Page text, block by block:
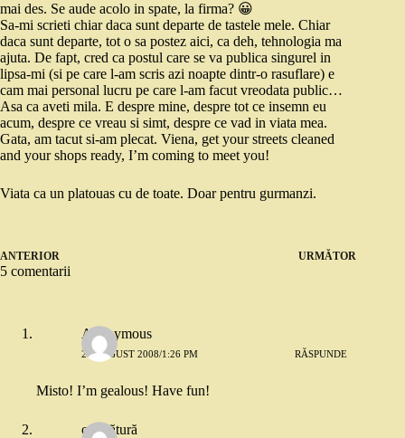
mai des. Se aude acolo in spate, la firma? 😀
Sa-mi scrieti chiar daca sunt departe de tastele mele. Chiar
daca sunt departe, tot o sa postez aici, ca deh, tehnologia ma
ajuta. De fapt, cred ca postul care se va publica singurel in
lipsa-mi (si pe care l-am scris azi noapte dintr-o rasuflare) e
cam mai personal lucru pe care l-am facut vreodata public…
Asa ca aveti mila. E despre mine, despre tot ce insemn eu
acum, despre ce vreau si simt, despre ce vad in viata mea.
Gata, am tacut si-am plecat. Viena, get your streets cleaned
and your shops ready, I’m coming to meet you!
Viata ca un platouas cu de toate. Doar pentru gurmanzi.
ANTERIOR URMĂTOR
5 comentarii
Anonymous
28 AUGUST 2008/1:26 PM RĂSPUNDE
Misto! I’m gealous! Have fun!
o picătură